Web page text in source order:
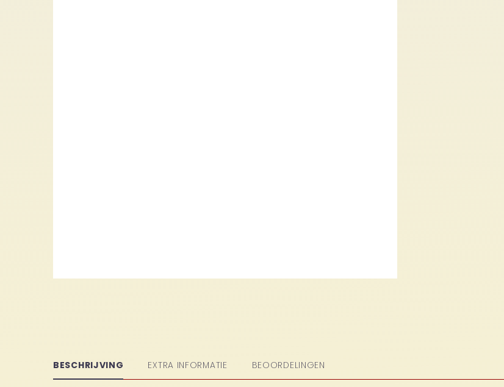
BESCHRIJVING EXTRA INFORMATIE BEOORDELINGEN